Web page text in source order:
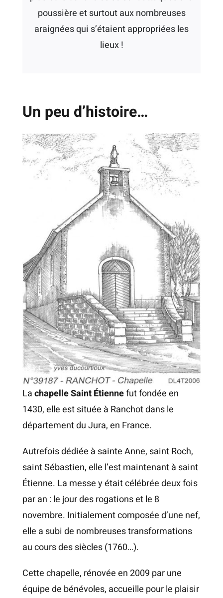
poussière et surtout aux nombreuses
araignées qui s’étaient appropriées les
lieux !
Un peu d’histoire…
Lachapelle Saint Étiennefut fondée en
1430, elle est située à Ranchotdans le
département du Jura, en France.
Autrefois dédiée à sainte Anne, saint Roch,
saint Sébastien, elle l’est maintenant à saint
Étienne. La messe y était célébrée deux fois
par an : le jour des rogations et le 8
novembre. Initialement composée d’une nef,
elle a subi de nombreuses transformations
au cours des siècles (1760…).
Cette chapelle, rénovée en 2009 par une
équipe de bénévoles, accueille pour le plaisir